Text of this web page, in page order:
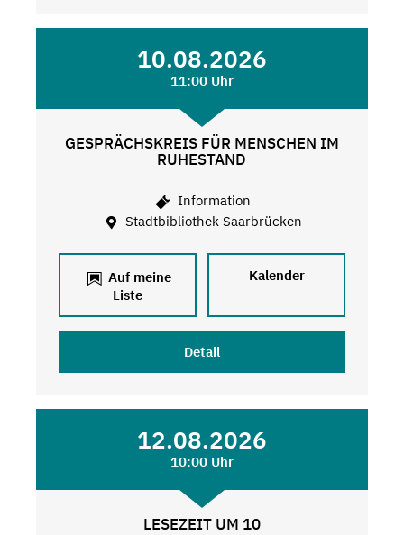
10.08.2026
11:00 Uhr
GESPRÄCHSKREIS FÜR MENSCHEN IM
RUHESTAND
Information
Stadtbibliothek Saarbrücken
Auf meine
Liste
Kalender
Detail
12.08.2026
10:00 Uhr
LESEZEIT UM 10